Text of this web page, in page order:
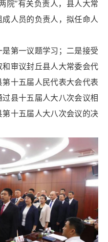
院”有关负责人，县人大常
人员的负责人，拟任命人
第一议题学习；二是接受
审议封丘县人大常委会代
十五届人民代表大会代表
县十五届人大八次会议相
十五届人大八次会议的决